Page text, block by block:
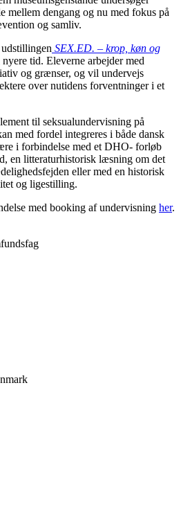
mellem dengang og nu med fokus på
og samliv.
SEX.ED. – krop, køn og
tid. Eleverne arbejder med
og grænser, og vil undervejs
over nutidens forventninger i et
til seksualundervisning på
med fordel integreres i både dansk
i forbindelse med et DHO- forløb
en litteraturhistorisk læsning om det
eller med en historisk
og ligestilling.
med booking af undervisning her.